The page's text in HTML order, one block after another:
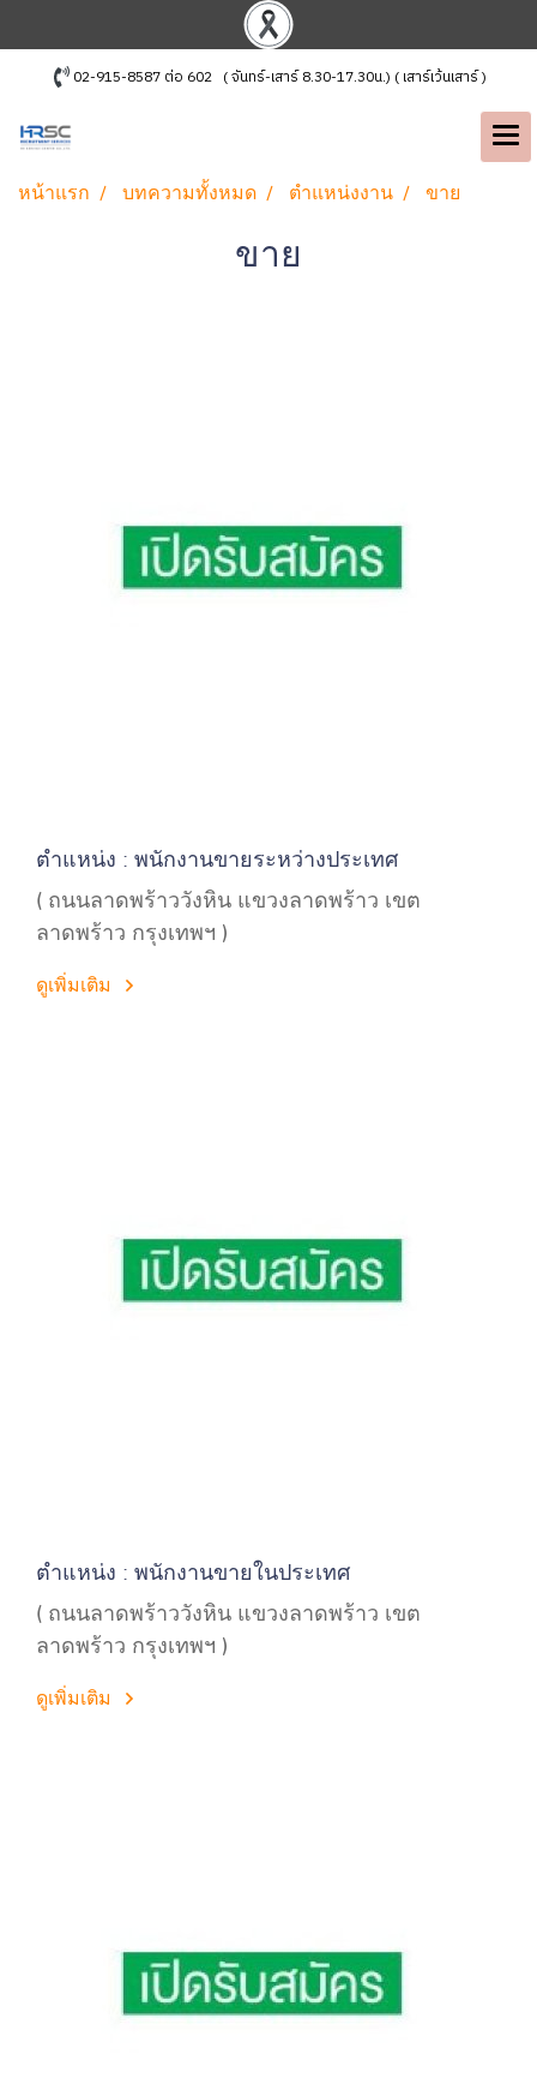
02-915-8587 ต่อ 602 ( จันทร์-เสาร์ 8.30-17.30น.) ( เสาร์เว้นเสาร์ )
หน้าแรก บทความทั้งหมด ตำแหน่งงาน ขาย
ขาย
ตำแหน่ง : พนักงานขายระหว่างประเทศ
( ถนนลาดพร้าววังหิน แขวงลาดพร้าว เขต
ลาดพร้าว กรุงเทพฯ )
ดูเพิ่มเติม
ตำแหน่ง : พนักงานขายในประเทศ
( ถนนลาดพร้าววังหิน แขวงลาดพร้าว เขต
ลาดพร้าว กรุงเทพฯ )
ดูเพิ่มเติม